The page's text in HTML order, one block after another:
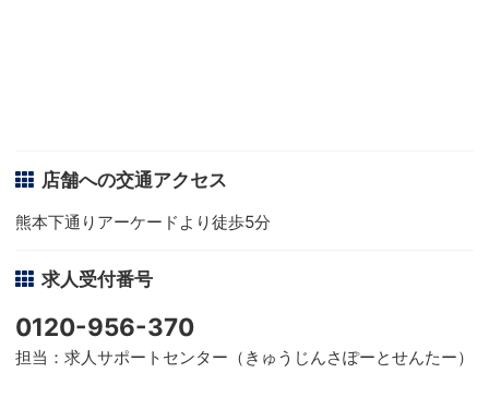
店舗への交通アクセス
熊本下通りアーケードより徒歩5分
求人受付番号
0120-956-370
担当：求人サポートセンター（きゅうじんさぽーとせんたー）